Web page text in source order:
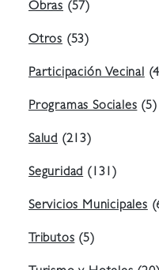
Obras (57)
Otros (53)
Participación Vecinal
Programas Sociales(5)
Salud (213)
Seguridad(131)
Servicios Municipales
Tributos(5)